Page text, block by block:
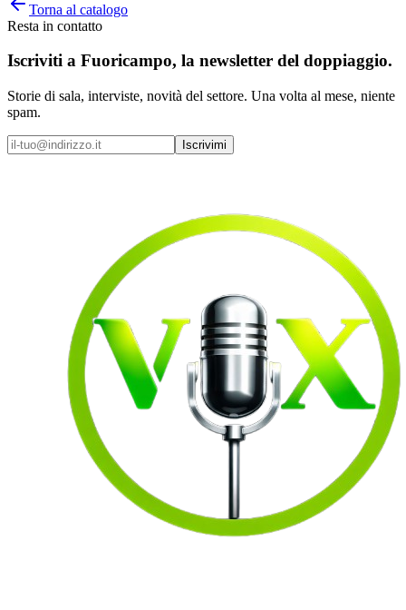
Torna al catalogo
Resta in contatto
Iscriviti a Fuoricampo, la newsletter del doppiaggio.
Storie di sala, interviste, novità del settore. Una volta al mese, niente
spam.
Iscrivimi